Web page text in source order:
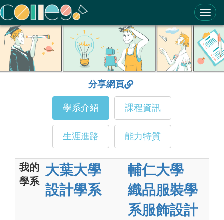
ColleGo! 大學選才與高中育才輔助系統
分享網頁
學系介紹 課程資訊
生涯進路 能力特質
我的
學系
大葉大學
設計學系
輔仁大學
織品服裝學
系服飾設計